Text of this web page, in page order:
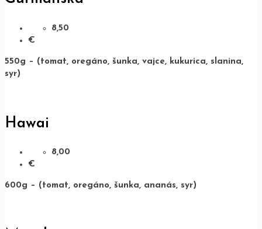
8,50
€
550g – (tomat, oregáno, šunka, vajce, kukurica, slanina,
syr)
Hawai
8,00
€
600g – (tomat, oregáno, šunka, ananás, syr)